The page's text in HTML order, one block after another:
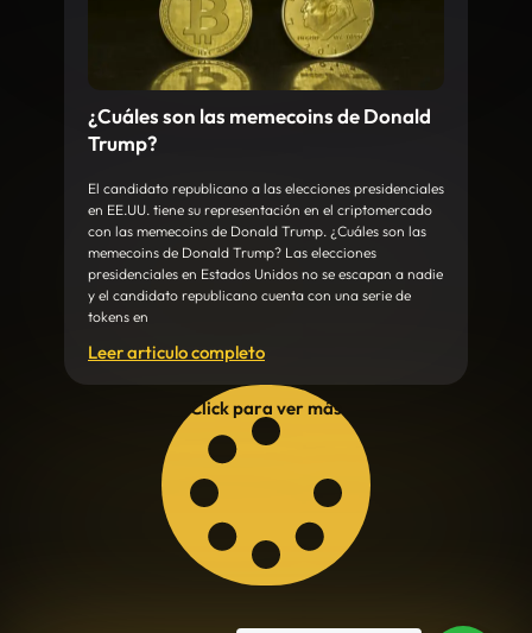
¿Cuáles son las memecoins de Donald
Trump?
El candidato republicano a las elecciones presidenciales
en EE.UU. tiene su representación en el criptomercado
con las memecoins de Donald Trump. ¿Cuáles son las
memecoins de Donald Trump? Las elecciones
presidenciales en Estados Unidos no se escapan a nadie
y el candidato republicano cuenta con una serie de
tokens en
Leer articulo completo
Click para ver más